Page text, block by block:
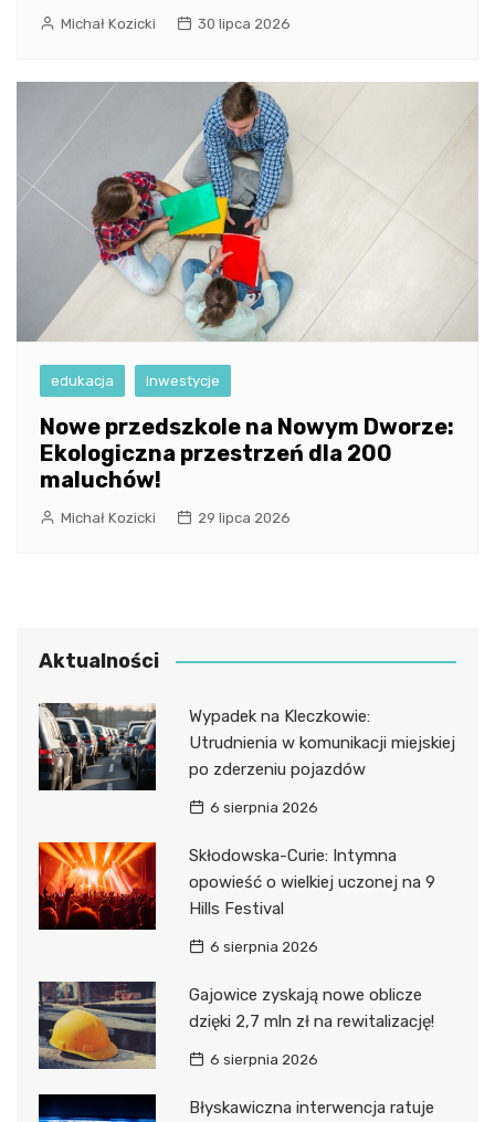
Michał Kozicki 30 lipca 2026
edukacja Inwestycje
Nowe przedszkole na Nowym Dworze:
Ekologiczna przestrzeń dla 200
maluchów!
Michał Kozicki 29 lipca 2026
Aktualności
Wypadek na Kleczkowie:
Utrudnienia w komunikacji miejskiej
po zderzeniu pojazdów
6 sierpnia 2026
Skłodowska-Curie: Intymna
opowieść o wielkiej uczonej na 9
Hills Festival
6 sierpnia 2026
Gajowice zyskają nowe oblicze
dzięki 2,7 mln zł na rewitalizację!
6 sierpnia 2026
Błyskawiczna interwencja ratuje